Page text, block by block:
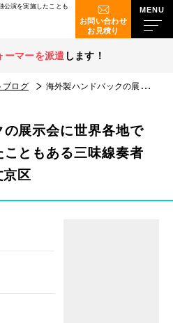
公演を実施したことも
お問い合わせ
お見積り
ーマーを派遣 します！
ブログ 海外製ハンドバックの展示会に世界各地で単独公演を実施したこともある三味線奏者を派遣！in東京都文京区
展示会に世界各地で
ともある三味線奏者
区